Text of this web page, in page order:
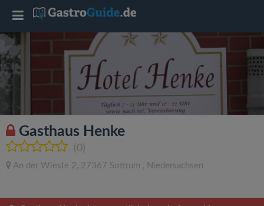
Gasthaus Henke
(0)
An der Wieste 2, 27367 Sottrum , Niedersachsen
T
l
e